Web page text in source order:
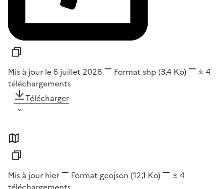
Mis à jour le 6 juillet 2026 Format shp (3,4 Ko)
4
téléchargements
Télécharger
Mis à jour hier Format geojson (12,1 Ko)
4